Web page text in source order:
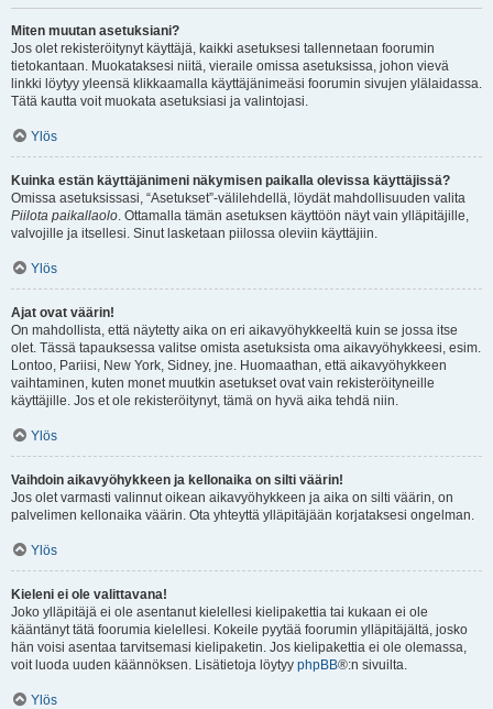
Miten muutan asetuksiani?
Jos olet rekisteröitynyt käyttäjä, kaikki asetuksesi tallennetaan foorumin
tietokantaan. Muokataksesi niitä, vieraile omissa asetuksissa, johon vievä
linkki löytyy yleensä klikkaamalla käyttäjänimeäsi foorumin sivujen ylälaidassa.
Tätä kautta voit muokata asetuksiasi ja valintojasi.
Ylös
Kuinka estän käyttäjänimeni näkymisen paikalla olevissa käyttäjissä?
Omissa asetuksissasi, “Asetukset”-välilehdellä, löydät mahdollisuuden valita
Piilota paikallaolo. Ottamalla tämän asetuksen käyttöön näyt vain ylläpitäjille,
valvojille ja itsellesi. Sinut lasketaan piilossa oleviin käyttäjiin.
Ylös
Ajat ovat väärin!
On mahdollista, että näytetty aika on eri aikavyöhykkeeltä kuin se jossa itse
olet. Tässä tapauksessa valitse omista asetuksista oma aikavyöhykkeesi, esim.
Lontoo, Pariisi, New York, Sidney, jne. Huomaathan, että aikavyöhykkeen
vaihtaminen, kuten monet muutkin asetukset ovat vain rekisteröityneille
käyttäjille. Jos et ole rekisteröitynyt, tämä on hyvä aika tehdä niin.
Ylös
Vaihdoin aikavyöhykkeen ja kellonaika on silti väärin!
Jos olet varmasti valinnut oikean aikavyöhykkeen ja aika on silti väärin, on
palvelimen kellonaika väärin. Ota yhteyttä ylläpitäjään korjataksesi ongelman.
Ylös
Kieleni ei ole valittavana!
Joko ylläpitäjä ei ole asentanut kielellesi kielipakettia tai kukaan ei ole
kääntänyt tätä foorumia kielellesi. Kokeile pyytää foorumin ylläpitäjältä, josko
hän voisi asentaa tarvitsemasi kielipaketin. Jos kielipakettia ei ole olemassa,
voit luoda uuden käännöksen. Lisätietoja löytyy phpBB®:n sivuilta.
Ylös